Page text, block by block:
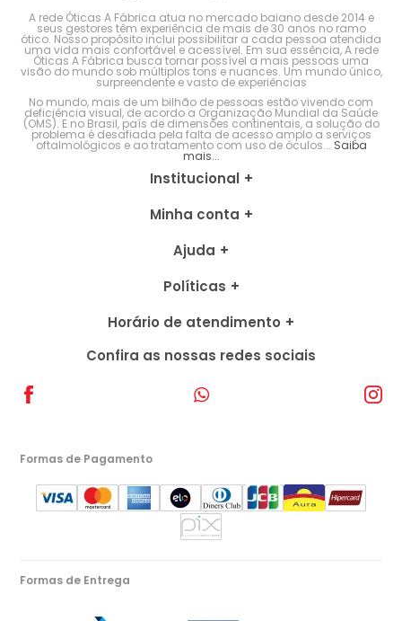
A rede Óticas A Fábrica atua no mercado baiano desde 2014 e
seus gestores têm experiência de mais de 30 anos no ramo
ótico. Nosso propósito inclui possibilitar a cada pessoa atendida
uma vida mais confortável e acessível. Em sua essência, A rede
Óticas A Fábrica busca tornar possível a mais pessoas uma
visão do mundo sob múltiplos tons e nuances. Um mundo único,
surpreendente e vasto de experiências
No mundo, mais de um bilhão de pessoas estão vivendo com
deficiência visual, de acordo a Organização Mundial da Saúde
(OMS). E no Brasil, país de dimensões continentais, a solução do
problema é desafiada pela falta de acesso amplo a serviços
oftalmológicos e ao tratamento com uso de óculos... Saiba
mais...
Institucional
Minha conta
Ajuda
Políticas
Horário de atendimento
Confira as nossas redes sociais
Formas de Pagamento
Formas de Entrega